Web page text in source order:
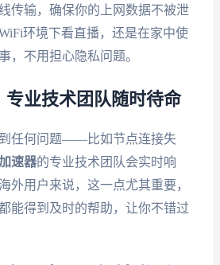
传输，确保你的上网数据不被泄
环境下看直播，还是在家中使
，不用担心隐私问题。
专业技术团队随时待命
任何问题——比如节点连接失
速器的专业技术团队会实时响
外用户来说，这一点尤其重要，
能得到及时的帮助，让你不错过